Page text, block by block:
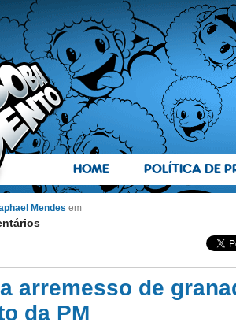
HOME POLÍTICA DE
Mendes em
arremesso de
da PM